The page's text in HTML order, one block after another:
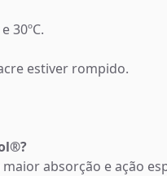
30ºC.
estiver rompido.
absorção e ação